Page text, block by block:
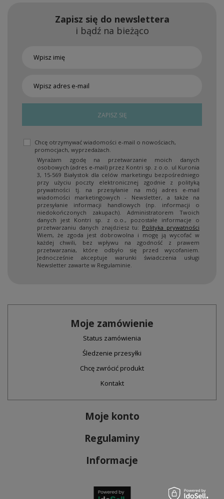
Zapisz się do newslettera
i bądź na bieżąco
ZAPISZ SIĘ
Chcę otrzymywać wiadomości e-mail o nowościach,
promocjach, wyprzedażach.
Wyrażam zgodę na przetwarzanie moich danych
osobowych (adres e-mail) przez Kontri sp. z o.o. ul Kuronia
3, 15-569 Białystok dla celów marketingu bezpośredniego
przy użyciu poczty elektronicznej zgodnie z polityką
prywatności tj. na przesyłanie na mój adres e-mail
wiadomości marketingowych - Newsletter, a także na
przesyłanie informacji handlowych (np. informacji o
niedokończonych zakupach). Administratorem Twoich
danych jest Kontri sp. z o.o., pozostałe informacje o
przetwarzaniu danych znajdziesz tu: Polityka prywatności
Wiem, że zgoda jest dobrowolna i mogę ją wycofać w
każdej chwili, bez wpływu na zgodność z prawem
przetwarzania, które odbyło się przed wycofaniem.
Jednocześnie akceptuje warunki świadczenia usługi
Newsletter zawarte w Regulaminie.
Moje zamówienie
Status zamówienia
Śledzenie przesyłki
Chcę zwrócić produkt
Kontakt
Moje konto
Regulaminy
Informacje